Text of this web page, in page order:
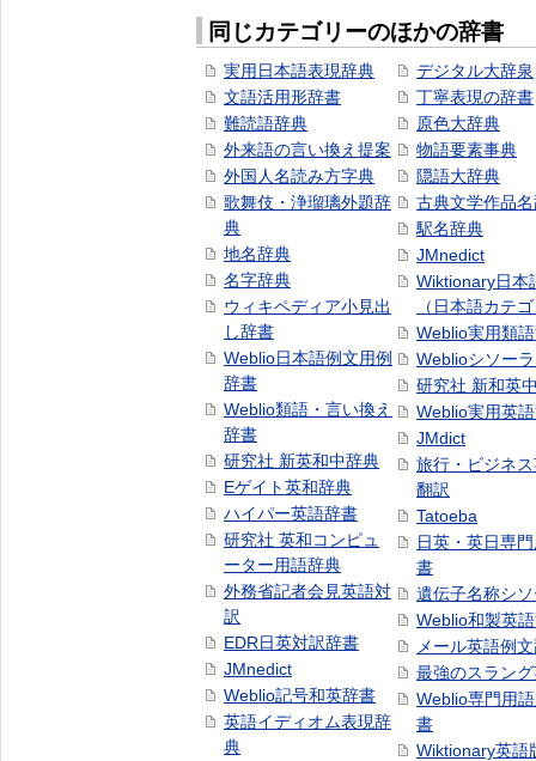
同じカテゴリーのほかの辞書
実用日本語表現辞典
文語活用形辞書
難読語辞典
外来語の言い換え提案
外国人名読み方字典
歌舞伎・浄瑠璃外題辞
典
地名辞典
名字辞典
ウィキペディア小見出
し辞書
Weblio日本語例文用例
辞書
Weblio類語・言い換え
辞書
研究社 新英和中辞典
Eゲイト英和辞典
ハイパー英語辞書
研究社 英和コンピュ
ーター用語辞典
外務省記者会見英語対
訳
EDR日英対訳辞書
JMnedict
Weblio記号和英辞書
英語イディオム表現辞
典
デジタル大辞泉
丁寧表現の辞書
原色大辞典
物語要素事典
隠語大辞典
古典文学作品
駅名辞典
JMnedict
Wiktionary日本
（日本語カテ
Weblio実用類
Weblioシソー
研究社 新和英
Weblio実用英
JMdict
旅行・ビジネ
翻訳
Tatoeba
日英・英日専
書
遺伝子名称シ
Weblio和製英
メール英語例
最強のスラン
Weblio専門用
書
Wiktionary英語